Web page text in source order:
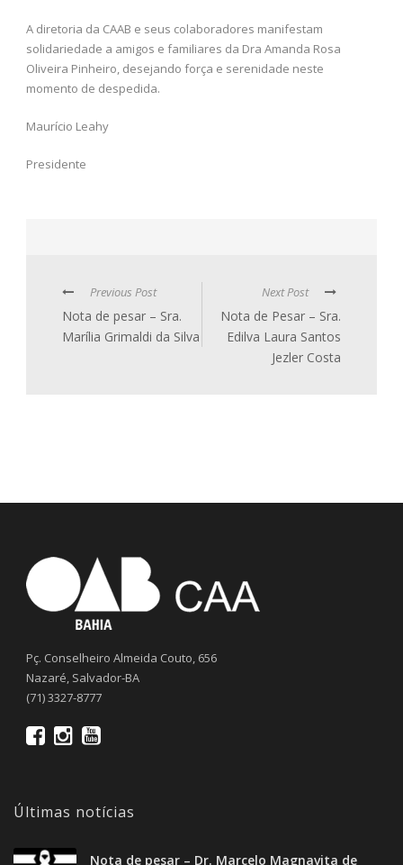
A diretoria da CAAB e seus colaboradores manifestam
solidariedade a amigos e familiares da Dra Amanda Rosa
Oliveira Pinheiro, desejando força e serenidade neste
momento de despedida.
Maurício Leahy
Presidente
Previous Post
Nota de pesar – Sra.
Marília Grimaldi da Silva
Next Post
Nota de Pesar – Sra.
Edilva Laura Santos
Jezler Costa
Pç. Conselheiro Almeida Couto, 656
Nazaré, Salvador-BA
(71) 3327-8777
Últimas notícias
Nota de pesar – Dr. Marcelo Magnavita de